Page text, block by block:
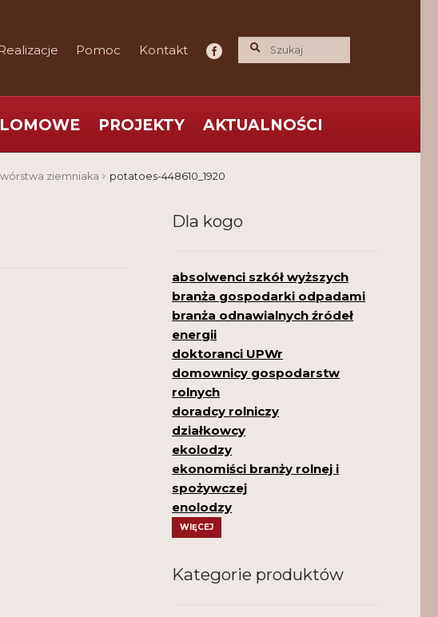
Realizacje Pomoc Kontakt
PROJEKTY AKTUALNOŚCI
Nauka praktyce praktyka nauce O nas Polityka Prywatności
ziemniaka potatoes-448610_1920
Dla kogo
absolwenci szkół wyższych
branża gospodarki odpadami
branża odnawialnych źródeł
energii
doktoranci UPWr
domownicy gospodarstw
rolnych
doradcy rolniczy
działkowcy
ekolodzy
ekonomiści branży rolnej i
spożywczej
enolodzy
WIĘCEJ
Kategorie produktów